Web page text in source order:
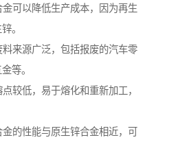
可以降低生产成本，因为再生
。
来源广泛，包括报废的汽车零
等。
较低，易于熔化和重新加工，
的性能与原生锌合金相近，可